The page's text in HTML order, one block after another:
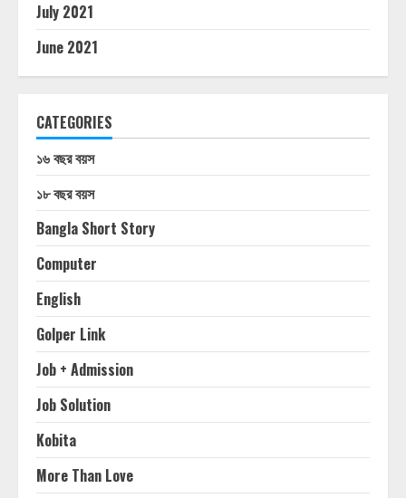
July 2021
June 2021
CATEGORIES
১৬ বছর বয়স
১৮ বছর বয়স
Bangla Short Story
Computer
English
Golper Link
Job + Admission
Job Solution
Kobita
More Than Love